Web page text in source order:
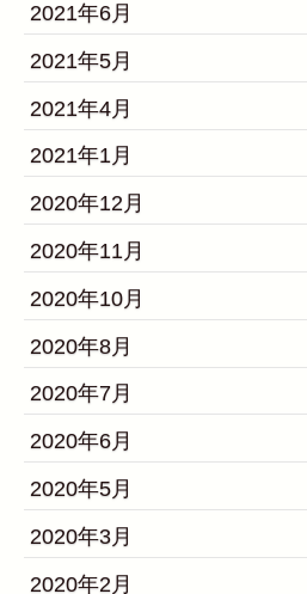
2021年6月
2021年5月
2021年4月
2021年1月
2020年12月
2020年11月
2020年10月
2020年8月
2020年7月
2020年6月
2020年5月
2020年3月
2020年2月